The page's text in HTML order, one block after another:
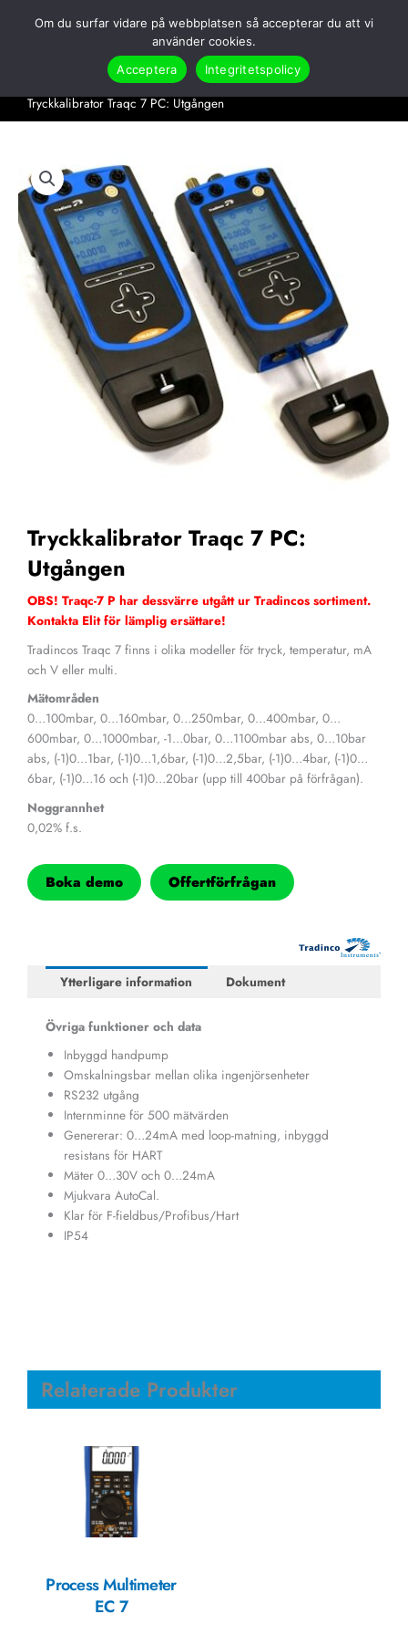
Search
Produkter
Utgångna produkter
Tryckkalibrator Traqc 7 PC: Utgången
Tryckkalibrator Traqc 7 PC:
Utgången
OBS! Traqc-7 P har dessvärre utgått ur Tradincos sortiment.
Kontakta Elitför lämplig ersättare!
Tradincos Traqc 7 finns i olika modeller för tryck, temperatur, mA
och V eller multi.
Mätområden
0…100mbar, 0…160mbar, 0…250mbar, 0…400mbar, 0…
600mbar, 0…1000mbar, -1…0bar, 0…1100mbar abs, 0…10bar
abs, (-1)0…1bar, (-1)0…1,6bar, (-1)0…2,5bar, (-1)0…4bar, (-1)0…
6bar, (-1)0…16 och (-1)0…20bar (upp till 400bar på förfrågan).
Noggrannhet
0,02% f.s.
Boka demo Offertförfrågan
Ytterligare information Dokument
Övriga funktioner och data
Inbyggd handpump
Omskalningsbar mellan olika ingenjörsenheter
RS232 utgång
Internminne för 500 mätvärden
Genererar: 0…24mA med loop-matning, inbyggd
resistans för HART
Mäter 0…30V och 0…24mA
Mjukvara AutoCal.
Klar för F-fieldbus/Profibus/Hart
IP54
Relaterade Produkter
Process Multimeter
EC 7
Om du surfar vidare på webbplatsen så accepterar du att vi
använder cookies.
Acceptera
Integritetspolicy